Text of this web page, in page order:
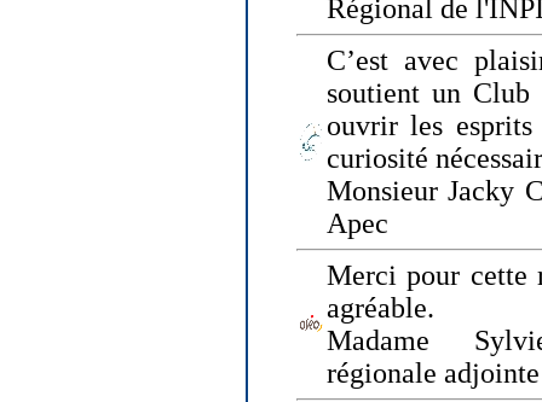
Régional de
C’est avec
soutient un Club
ouvrir les
curiosité
Monsieur Jacky
Apec
Merci pour cette
agréable.
Madame
régionale